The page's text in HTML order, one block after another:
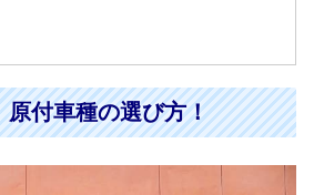
原付車種の選び方！